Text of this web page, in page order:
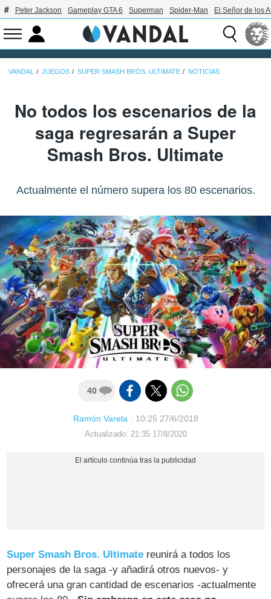
Peter Jackson Gameplay GTA 6 Superman Spider-Man El Señor de los
VANDAL JUEGOS SUPER SMASH BROS. ULTIMATE NOTICIAS
No todos los escenarios de la
saga regresarán a Super
Smash Bros. Ultimate
Actualmente el número supera los 80 escenarios.
40
Ramón Varela· 10:25 27/6/2018
Actualizado: 21:35 17/8/2020
Super Smash Bros. Ultimate reunirá a todos los
personajes de la saga -y añadirá otros nuevos- y
ofrecerá una gran cantidad de escenarios -actualmente